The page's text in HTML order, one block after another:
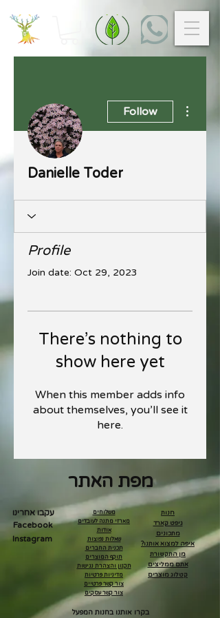
Follow
Danielle Toder
Profile
Join date: Oct 29, 2023
There’s nothing to
show here yet
When this member adds info
about themselves, you’ll see it
here.
מפת האתר
משלוחים
מארזי מתנה לעובדים
אודות
שאלות נפוצות
תכנית החברים
תוקף המוצרים
תקנון והצהרת נגישות
מדיניות פרטיות
צור קשר פרטיים
צור קשר עסקים
חנות
גיפט קארד
מתכונים
איפה למצוא אותנו?
מן התקשורת
אתם ממליצים
קטלוג מוצרים
עקבו אחרינו
Facebook
Instagram
בקרו אותנו בחנות המפעל